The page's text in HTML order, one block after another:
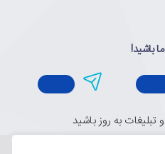
باشید!
تبلیغات به روز باشید